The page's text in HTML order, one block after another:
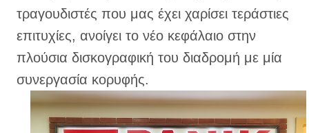
τραγουδιστές που μας έχει χαρίσει τεράστιες
επιτυχίες, ανοίγει το νέο κεφάλαιο στην
πλούσια δισκογραφική του διαδρομή με μία
συνεργασία κορυφής.